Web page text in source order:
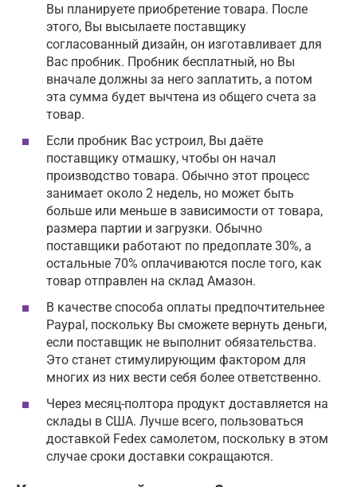
Вы планируете приобретение товара. После
этого, Вы высылаете поставщику
согласованный дизайн, он изготавливает для
Вас пробник. Пробник бесплатный, но Вы
вначале должны за него заплатить, а потом
эта сумма будет вычтена из общего счета за
товар.
Если пробник Вас устроил, Вы даёте
поставщику отмашку, чтобы он начал
производство товара. Обычно этот процесс
занимает около 2 недель, но может быть
больше или меньше в зависимости от товара,
размера партии и загрузки. Обычно
поставщики работают по предоплате 30%, а
остальные 70% оплачиваются после того, как
товар отправлен на склад Амазон.
В качестве способа оплаты предпочтительнее
Paypal, поскольку Вы сможете вернуть деньги,
если поставщик не выполнит обязательства.
Это станет стимулирующим фактором для
многих из них вести себя более ответственно.
Через месяц-полтора продукт доставляется на
склады в США. Лучше всего, пользоваться
доставкой Fedex самолетом, поскольку в этом
случае сроки доставки сокращаются.